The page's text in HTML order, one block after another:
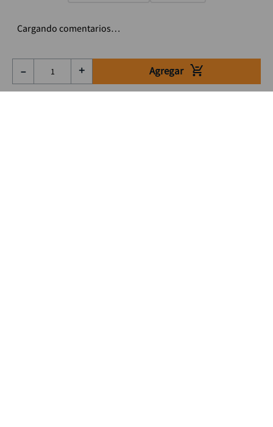
＋
－ Agregar
Cargando comentarios…
Suscríbete a nuestro Newsletter